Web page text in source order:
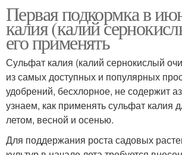
Первая подкормка в
калия (калий
его применять
Сульфат калия (калий сернокислый
из самых доступных и популярных
удобрений, бесхлорное, не содержит
узнаем, как применять сульфат калия
летом, весной и осенью.
Для поддержания роста садовых